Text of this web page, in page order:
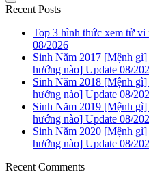
Recent Posts
Top 3 hình thức xem tử vi
08/2026
Sinh Năm 2017 [Mệnh
hướng nào] Update 08/
Sinh Năm 2018 [Mệnh
hướng nào] Update 08/
Sinh Năm 2019 [Mệnh
hướng nào] Update 08/
Sinh Năm 2020 [Mệnh
hướng nào] Update 08/
Recent Comments